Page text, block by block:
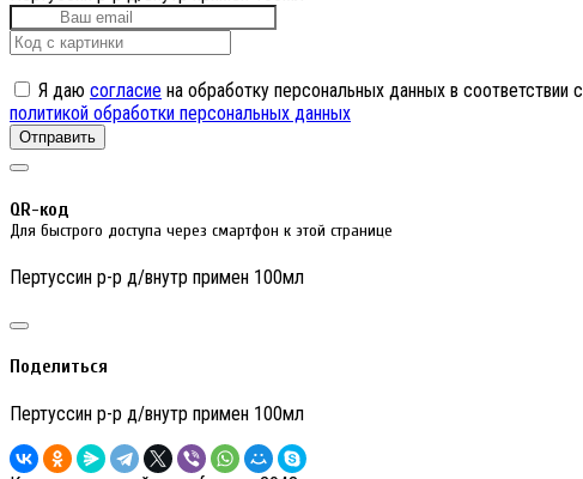
Я даю согласие на обработку персональных данных в соответствии с
политикой обработки персональных данных
Отправить
QR-код
Для быстрого доступа через смартфон к этой странице
Пертуссин р-р д/внутр примен 100мл
Поделиться
Пертуссин р-р д/внутр примен 100мл